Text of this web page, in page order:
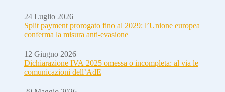
24 Luglio 2026
Split payment prorogato fino al 2029: l’Unione europea
conferma la misura anti-evasione
12 Giugno 2026
Dichiarazione IVA 2025 omessa o incompleta: al via le
comunicazioni dell’AdE